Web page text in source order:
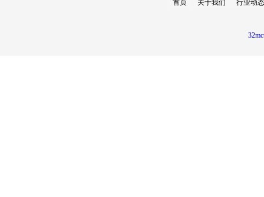
首页 关于我们 行业动态